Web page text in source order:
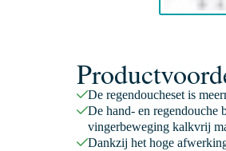
De regendoucheset is
De hand- en regendouche
vingerbeweging kalkvrij
Dankzij het hoge